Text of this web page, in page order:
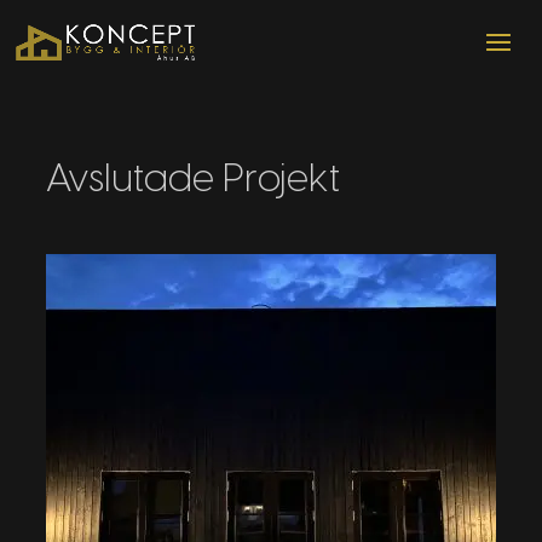
Avslutade Projekt